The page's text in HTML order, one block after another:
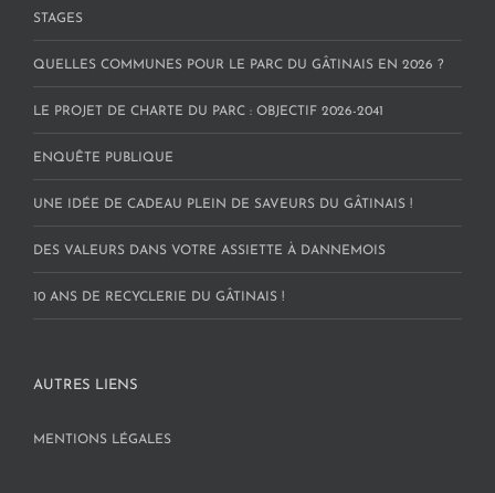
STAGES
QUELLES COMMUNES POUR LE PARC DU GÂTINAIS EN 2026 ?
LE PROJET DE CHARTE DU PARC : OBJECTIF 2026-2041
ENQUÊTE PUBLIQUE
UNE IDÉE DE CADEAU PLEIN DE SAVEURS DU GÂTINAIS !
DES VALEURS DANS VOTRE ASSIETTE À DANNEMOIS
10 ANS DE RECYCLERIE DU GÂTINAIS !
AUTRES LIENS
MENTIONS LÉGALES